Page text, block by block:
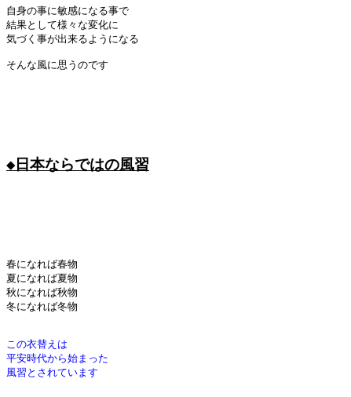
自身の事に敏感になる事で
結果として様々な変化に
気づく事が出来るようになる
そんな風に思うのです
◆日本ならではの風習
春になれば春物
夏になれば夏物
秋になれば秋物
冬になれば冬物
この衣替えは
平安時代から始まった
風習とされています